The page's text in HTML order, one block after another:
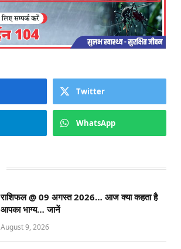
Twitter
WhatsApp
राशिफल @ 09 अगस्त 2026… आज क्या कहता है
आपका भाग्य… जानें
August 9, 2026